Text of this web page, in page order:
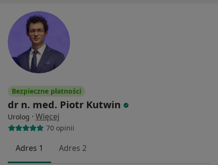
Bezpieczne płatności
dr n. med. Piotr Kutwin
Urolog · Więcej
70 opinii
Adres 1 Adres 2